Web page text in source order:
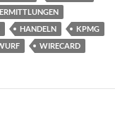
ERMITTLUNGEN
HANDELN
KPMG
WIRECARD